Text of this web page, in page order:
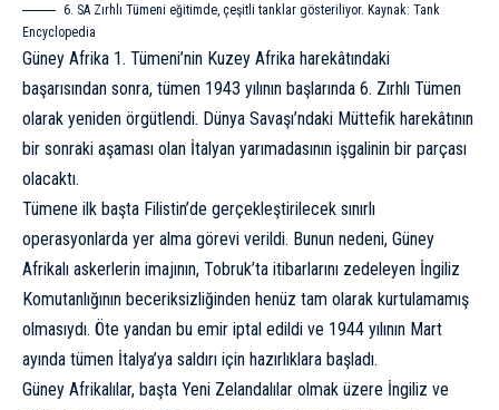
6. SA Zırhlı Tümeni eğitimde, çeşitli tanklar gösteriliyor. Kaynak: Tank
Encyclopedia
Güney Afrika 1. Tümeni’nin Kuzey Afrika harekâtındaki
başarısından sonra, tümen 1943 yılının başlarında 6. Zırhlı Tümen
olarak yeniden örgütlendi. Dünya Savaşı’ndaki Müttefik harekâtının
bir sonraki aşaması olan İtalyan yarımadasının işgalinin bir parçası
olacaktı.
Tümene ilk başta Filistin’de gerçekleştirilecek sınırlı
operasyonlarda yer alma görevi verildi. Bunun nedeni, Güney
Afrikalı askerlerin imajının, Tobruk’ta itibarlarını zedeleyen İngiliz
Komutanlığının beceriksizliğinden henüz tam olarak kurtulamamış
olmasıydı. Öte yandan bu emir iptal edildi ve 1944 yılının Mart
ayında tümen İtalya’ya saldırı için hazırlıklara başladı.
Güney Afrikalılar, başta Yeni Zelandalılar olmak üzere İngiliz ve